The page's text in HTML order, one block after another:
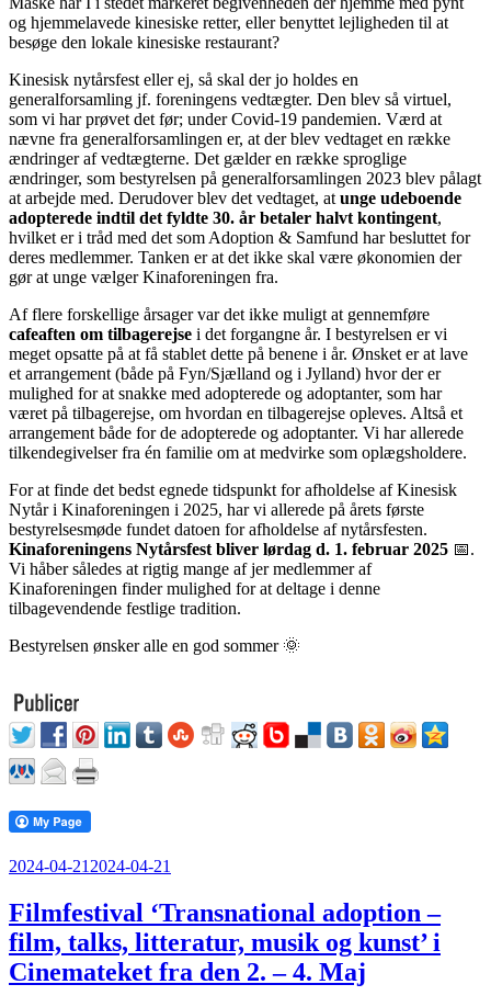
og hjemmelavede kinesiske retter, eller benyttet lejligheden til at
besøge den lokale kinesiske restaurant?
Kinesisk nytårsfest eller ej, så skal der jo holdes en
generalforsamling jf. foreningens vedtægter. Den blev så virtuel,
som vi har prøvet det før; under Covid-19 pandemien. Værd at
nævne fra generalforsamlingen er, at der blev vedtaget en række
ændringer af vedtægterne. Det gælder en række sproglige
ændringer, som bestyrelsen på generalforsamlingen 2023 blev pålagt
at arbejde med. Derudover blev det vedtaget, at unge udeboende
adopterede indtil det fyldte 30. år betaler halvt kontingent,
hvilket er i tråd med det som Adoption & Samfund har besluttet for
deres medlemmer. Tanken er at det ikke skal være økonomien der
gør at unge vælger Kinaforeningen fra.
Af flere forskellige årsager var det ikke muligt at gennemføre
cafeaften om tilbagerejse i det forgangne år. I bestyrelsen er vi
meget opsatte på at få stablet dette på benene i år. Ønsket er at lave
et arrangement (både på Fyn/Sjælland og i Jylland) hvor der er
mulighed for at snakke med adopterede og adoptanter, som har
været på tilbagerejse, om hvordan en tilbagerejse opleves. Altså et
arrangement både for de adopterede og adoptanter. Vi har allerede
tilkendegivelser fra én familie om at medvirke som oplægsholdere.
For at finde det bedst egnede tidspunkt for afholdelse af Kinesisk
Nytår i Kinaforeningen i 2025, har vi allerede på årets første
bestyrelsesmøde fundet datoen for afholdelse af nytårsfesten.
Kinaforeningens Nytårsfest bliver lørdag d. 1. februar 2025 📅.
Vi håber således at rigtig mange af jer medlemmer af
Kinaforeningen finder mulighed for at deltage i denne
tilbagevendende festlige tradition.
Bestyrelsen ønsker alle en god sommer 🌞
Udgivet
2024-04-21 2024-04-21
Filmfestival ‘Transnational adoption –
film, talks, litteratur, musik og kunst’ i
Cinemateket fra den 2. – 4. Maj